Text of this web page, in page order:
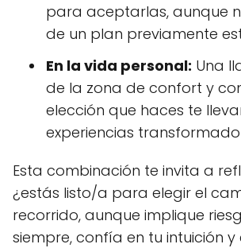
para aceptarlas, aunque
de un plan previamente
En la vida personal: Una
de la zona de confort y
elección que haces te
experiencias
Esta combinación te invita a
¿estás listo/a para elegir el
recorrido, aunque implique
siempre, confía en tu intuición y